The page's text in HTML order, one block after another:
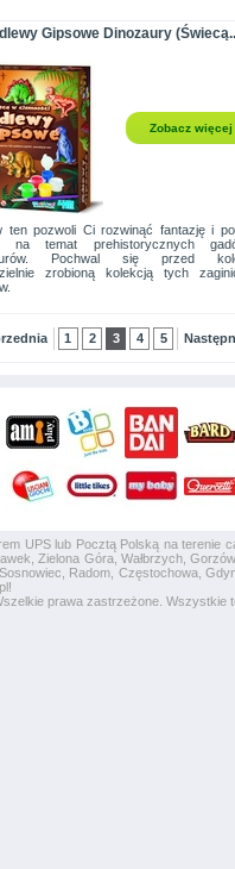
Gipsowe Dinozaury
Zobacz więcej
ten pozwoli Ci rozwinąć fantazję i
na temat prehistorycznych
Pochwal się przed
zrobioną kolekcją tych
1 2 3 4 5
UPS lub Pocztą Polską na terenie
Zielona Góra, Wałbrzych,
Radom, Częstochowa,
prawa zastrzeżone.